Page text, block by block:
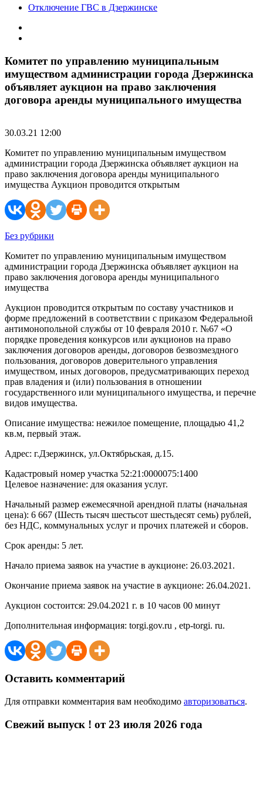
Отключение ГВС в Дзержинске
Комитет по управлению муниципальным
имуществом администрации города Дзержинска
объявляет аукцион на право заключения
договора аренды муниципального имущества
30.03.21 12:00
Комитет по управлению муниципальным имуществом
администрации города Дзержинска объявляет аукцион на
право заключения договора аренды муниципального
имущества Аукцион проводится открытым
Без рубрики
Комитет по управлению муниципальным имуществом
администрации города Дзержинска объявляет аукцион на
право заключения договора аренды муниципального
имущества
Аукцион проводится открытым по составу участников и
форме предложений в соответствии с приказом Федеральной
антимонопольной службы от 10 февраля 2010 г. №67 «О
порядке проведения конкурсов или аукционов на право
заключения договоров аренды, договоров безвозмездного
пользования, договоров доверительного управления
имуществом, иных договоров, предусматривающих переход
прав владения и (или) пользования в отношении
государственного или муниципального имущества, и перечне
видов имущества.
Описание имущества: нежилое помещение, площадью 41,2
кв.м, первый этаж.
Адрес: г.Дзержинск, ул.Октябрьская, д.15.
Кадастровый номер участка 52:21:0000075:1400
Целевое назначение: для оказания услуг.
Начальный размер ежемесячной арендной платы (начальная
цена): 6 667 (Шесть тысяч шестьсот шестьдесят семь) рублей,
без НДС, коммунальных услуг и прочих платежей и сборов.
Срок аренды: 5 лет.
Начало приема заявок на участие в аукционе: 26.03.2021.
Окончание приема заявок на участие в аукционе: 26.04.2021.
Аукцион состоится: 29.04.2021 г. в 10 часов 00 минут
Дополнительная информация: torgi.gov.ru , etp-torgi. ru.
Оставить комментарий
Для отправки комментария вам необходимо авторизоваться.
Свежий выпуск ! от 23 июля 2026 года